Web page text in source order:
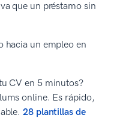
que un préstamo sin
hacia un empleo en
CV en 5 minutos?
online. Es rápido,
28 plantillas de